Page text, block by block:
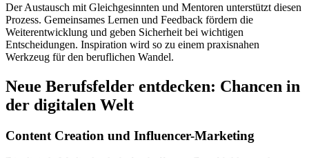
Der Austausch mit Gleichgesinnten und Mentoren unterstützt diesen
Prozess. Gemeinsames Lernen und Feedback fördern die
Weiterentwicklung und geben Sicherheit bei wichtigen
Entscheidungen. Inspiration wird so zu einem praxisnahen
Werkzeug für den beruflichen Wandel.
Neue Berufsfelder entdecken: Chancen in
der digitalen Welt
Content Creation und Influencer-Marketing